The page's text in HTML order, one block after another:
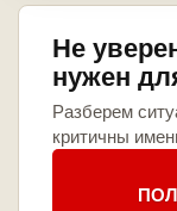
Не
нужен
Разберем
критичны